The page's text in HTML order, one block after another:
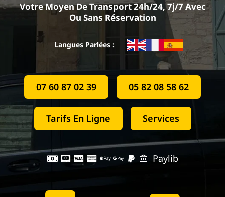
Votre Moyen De Transport 24h/24, 7j/7 Avec
Ou Sans Réservation
Langues Parlées :
07 60 87 02 39 05 82 08 58 62
Tarifs En Ligne Services
Paylib